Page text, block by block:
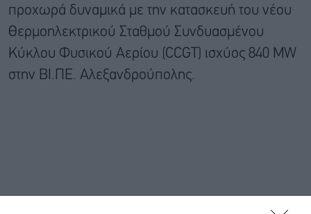
προχωρά δυναμικά με την κατασκευή του νέου
Θερμοηλεκτρικού Σταθμού Συνδυασμένου
Κύκλου Φυσικού Αερίου (CCGT) ισχύος 840 MW
στην ΒΙ.ΠΕ. Αλεξανδρούπολης.